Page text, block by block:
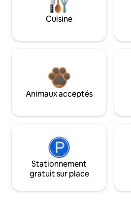
Cuisine
Animaux acceptés
Stationnement
gratuit sur place